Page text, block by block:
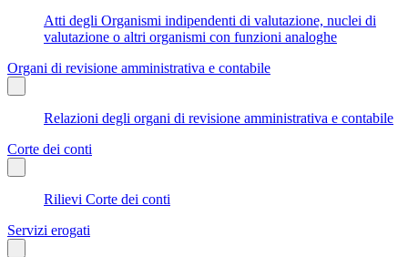
Atti degli Organismi indipendenti di valutazione, nuclei di
valutazione o altri organismi con funzioni analoghe
Organi di revisione amministrativa e contabile
Relazioni degli organi di revisione amministrativa e contabile
Corte dei conti
Rilievi Corte dei conti
Servizi erogati